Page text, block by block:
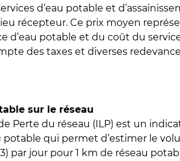
d’eau potable et
récepteur. Ce prix moyen
d’eau potable et du coût du
des taxes et diverses
sur le réseau
Perte du réseau (ILP) est un
potable qui permet d’estimer le
par jour pour 1 km de réseau